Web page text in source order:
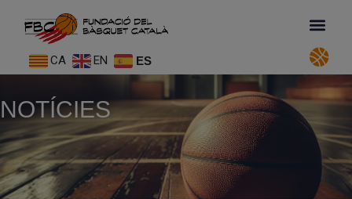
CA EN ES
NOTÍCIES